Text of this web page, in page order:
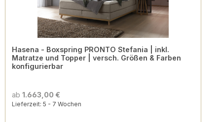
Hasena - Boxspring PRONTO Stefania | inkl.
Matratze und Topper | versch. Größen & Farben
konfigurierbar
ab 1.663,00 €
Lieferzeit: 5 - 7 Wochen